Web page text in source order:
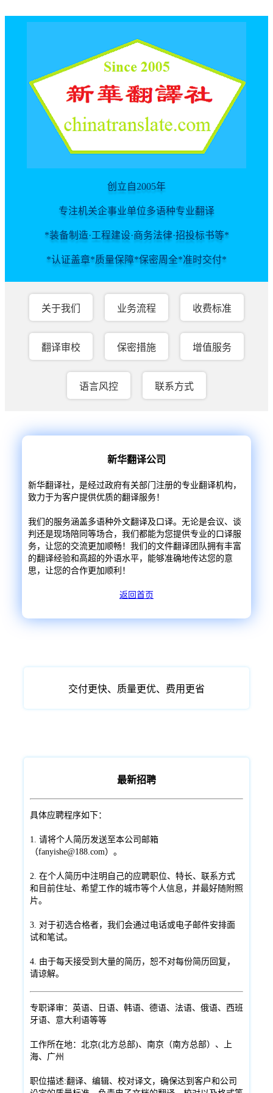
创立自2005年
专注机关企事业单位多语种专业翻译
*装备制造·工程建设·商务法律·招投标书等*
*认证盖章*质量保障*保密周全*准时交付*
关于我们 业务流程 收费标准
翻译审校 保密措施 增值服务
语言风控 联系方式
新华翻译公司
新华翻译社，是经过政府有关部门注册的专业翻译机构，
致力于为客户提供优质的翻译服务！
我们的服务涵盖多语种外文翻译及口译。无论是会议、谈
判还是现场陪同等场合，我们都能为您提供专业的口译服
务，让您的交流更加顺畅！我们的文件翻译团队拥有丰富
的翻译经验和高超的外语水平，能够准确地传达您的意
思，让您的合作更加顺利！
返回首页
交付更快、质量更优、费用更省
最新招聘
具体应聘程序如下：
1. 请将个人简历发送至本公司邮箱
（fanyishe@188.com）。
2. 在个人简历中注明自己的应聘职位、特长、联系方式
和目前住址、希望工作的城市等个人信息，并最好随附照
片。
3. 对于初选合格者，我们会通过电话或电子邮件安排面
试和笔试。
4. 由于每天接受到大量的简历，恕不对每份简历回复，
请谅解。
专职译审：英语、日语、韩语、德语、法语、俄语、西班
牙语、意大利语等等
工作所在地：北京(北方总部)、南京（南方总部）、上
海、广州
职位描述:翻译、编辑、校对译文，确保达到客户和公司